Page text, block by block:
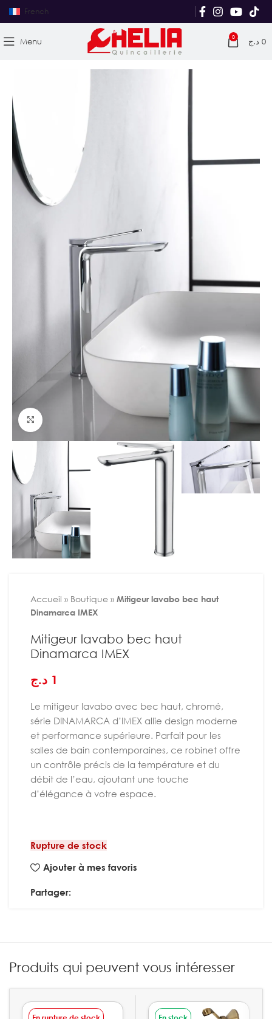
French
Menu 0 0 د.ج
Accueil » Boutique » Mitigeur lavabo bec haut
Dinamarca IMEX
Mitigeur lavabo bec haut
Dinamarca IMEX
1 د.ج
Le mitigeur lavabo avec bec haut, chromé,
série DINAMARCA d’IMEX allie design moderne
et performance supérieure. Parfait pour les
salles de bain contemporaines, ce robinet offre
un contrôle précis de la température et du
débit de l’eau, ajoutant une touche
d’élégance à votre espace.
Rupture de stock
Ajouter à mes favoris
Partager:
Produits qui peuvent vous intéresser